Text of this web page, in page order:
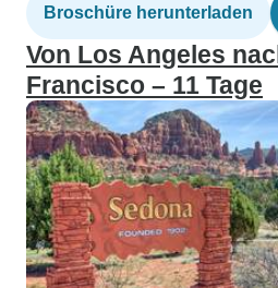
Broschüre herunterladen
Von Los Angeles
Francisco – 11 Tage